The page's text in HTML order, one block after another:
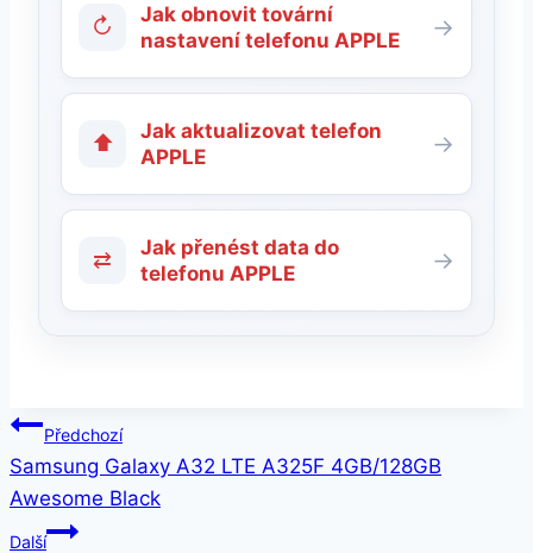
↻
Jak obnovit tovární
nastavení telefonu APPLE
→
⬆
Jak aktualizovat telefon
APPLE
→
⇄
Jak přenést data do
telefonu APPLE
→
Navigace
pro
příspěvek
Předchozí
Samsung Galaxy A32 LTE A325F 4GB/128GB
Awesome Black
Další